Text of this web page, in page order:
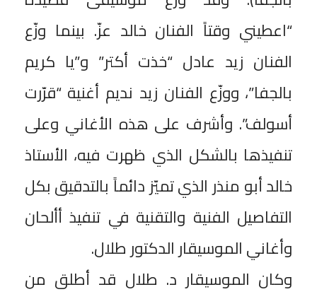
“اعطيني وقتاً الفنان خالد عزّ. بينما وزّع
الفنان زيد عادل “خذت أكتر” و”يا كريم
بالجفا”، ووزّع الفنان زيد نديم أغنية “قرّرت
أسولف”. وأشرف على هذه الأغاني وعلى
تنفيذها بالشكل الذي ظهرت فيه، الأستاذ
خالد أبو منذر الذي تميّز دائماً بالتدقيق بكل
التفاصيل الفنية والتقنية في تنفيذ أألحان
وأغاني الموسيقار الدكتور طلال.
‎وكان الموسيقار د. طلال قد أطلق من